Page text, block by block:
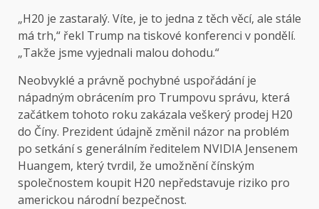
„H20 je zastaralý. Víte, je to jedna z těch věcí, ale stále
má trh,“ řekl Trump na tiskové konferenci v pondělí.
„Takže jsme vyjednali malou dohodu.“
Neobvyklé a právně pochybné uspořádání je
nápadným obrácením pro Trumpovu správu, která
začátkem tohoto roku zakázala veškerý prodej H20
do Číny. Prezident údajně změnil názor na problém
po setkání s generálním ředitelem NVIDIA Jensenem
Huangem, který tvrdil, že umožnění čínským
společnostem koupit H20 nepředstavuje riziko pro
americkou národní bezpečnost.